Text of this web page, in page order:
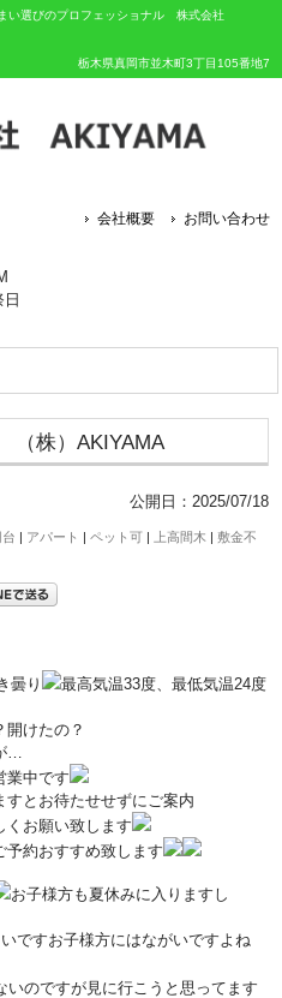
い選びのプロフェッショナル 株式会社
栃木県真岡市並木町3丁目105番地7
会社概要 お問い合わせ
（株）AKIYAMA
公開日： 2025/07/18
| アパート |ペット可 | 上高間木 | 敷金不
曇り
最高気温33度、最低気温24度
開けたの？
…
業中です
とお待たせせずにご案内
くお願い致します
予約おすすめ致します
お子様方も夏休みに入りますし
ですお子様方にはながいですよね
のですが見に行こうと思ってます